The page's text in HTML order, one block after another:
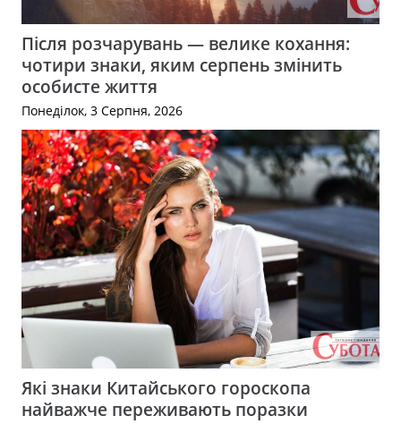
Після розчарувань — велике кохання:
чотири знаки, яким серпень змінить
особисте життя
Понеділок, 3 Серпня, 2026
Які знаки Китайського гороскопа
найважче переживають поразки